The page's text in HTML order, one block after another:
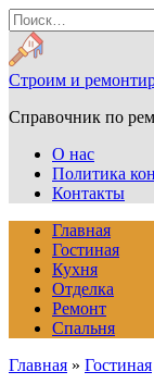
Перейти
к
содержанию
Search
for:
Строим и
Справочник по
О нас
Политика
Контакты
Главная
Гостиная
Кухня
Отделка
Ремонт
Спальня
Главная » Гостиная